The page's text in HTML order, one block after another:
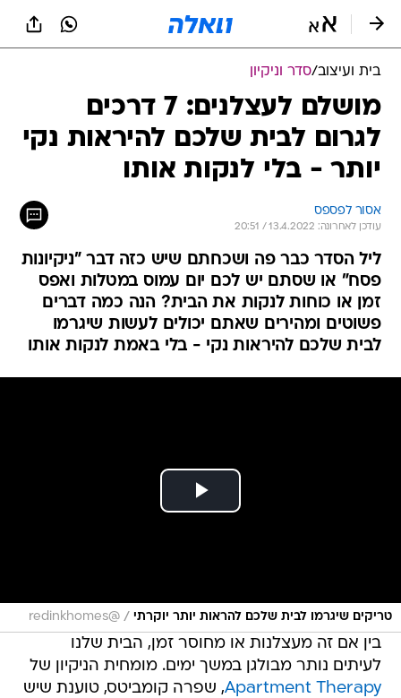
בית ועיצוב/סדר וניקיון
מושלם לעצלנים: 7 דרכים
לגרום לבית שלכם להיראות נקי
יותר - בלי לנקות אותו
אסור לפספס
עודכן לאחרונה: 13.4.2022 / 20:51
ליל הסדר כבר פה ושכחתם שיש כזה דבר "ניקיונות
פסח" או שסתם יש לכם יום עמוס במטלות ואפס
זמן או כוחות לנקות את הבית? הנה כמה דברים
פשוטים ומהירים שאתם יכולים לעשות שיגרמו
לבית שלכם להיראות נקי - בלי באמת לנקות אותו
טריקים שיגרמו לבית שלכם להראות יותר יוקרתי /
@redinkhomes
בין אם זה מעצלנות או מחוסר זמן, הבית שלנו
לעיתים נותר מבולגן במשך ימים. מומחית הניקיון של
Apartment Therapy, שפרה קומביטס, טוענת שיש